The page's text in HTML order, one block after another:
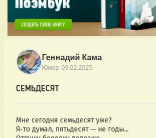
Геннадий Кама
Юмор ·09.02.2025
СЕМЬДЕСЯТ
Мне сегодня семьдесят уже?
Я-то думал, пятьдесят — не годы...